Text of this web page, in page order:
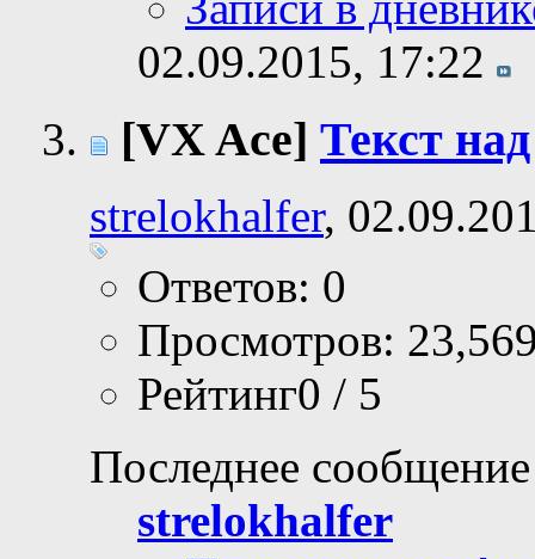
02.09.2015, 17:22
[VX Ace] Текст
strelokhalfer,
Ответов: 0
Просмотров:
Рейтинг0 / 5
Последнее
strelokhalfer